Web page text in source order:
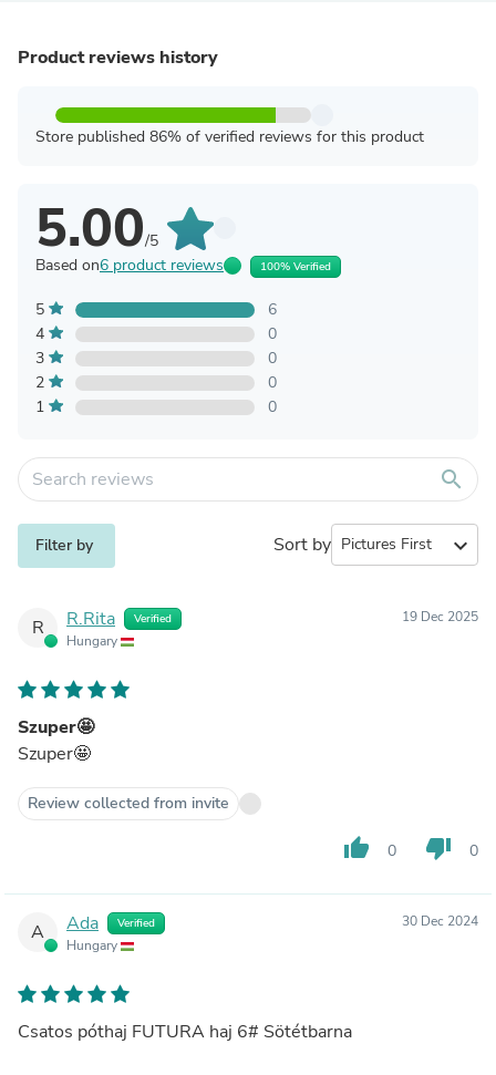
Product reviews history
Store published 86% of verified reviews for this product
5.00/5
Based on6 product reviews 100% Verified
5
6
4
0
3
0
2
0
1
0
search
Filter by Sort by expand_more
R R.Rita Verified
Hungary
19 Dec 2025
Szuper🤩
Szuper🤩
Review collected from invite
thumb_up 0 thumb_down 0
A Ada Verified
Hungary
30 Dec 2024
Csatos póthaj FUTURA haj 6# Sötétbarna